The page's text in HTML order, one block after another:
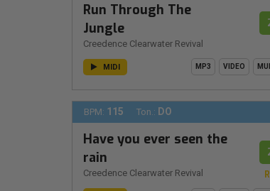
Run Through The
Jungle
Creedence Clearwater Revival
MIDI MP3 VIDEO
BPM: 115 Ton.: DO
Have you ever seen the
rain
Creedence Clearwater Revival